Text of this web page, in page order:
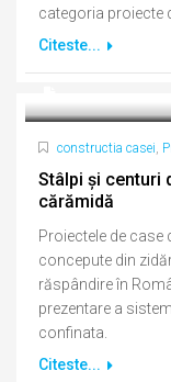
categoria proiecte
Citeste...
constructia casei
Stâlpi și centuri
cărămidă
Proiectele de
concepute din
răspândire în
prezentare a
confinata.
Citeste...